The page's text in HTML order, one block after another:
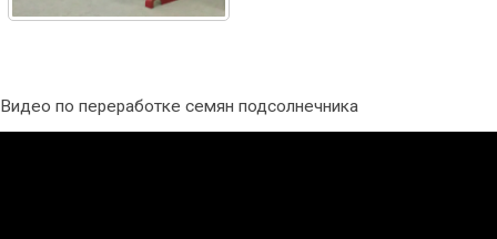
Видео по переработке семян подсолнечника